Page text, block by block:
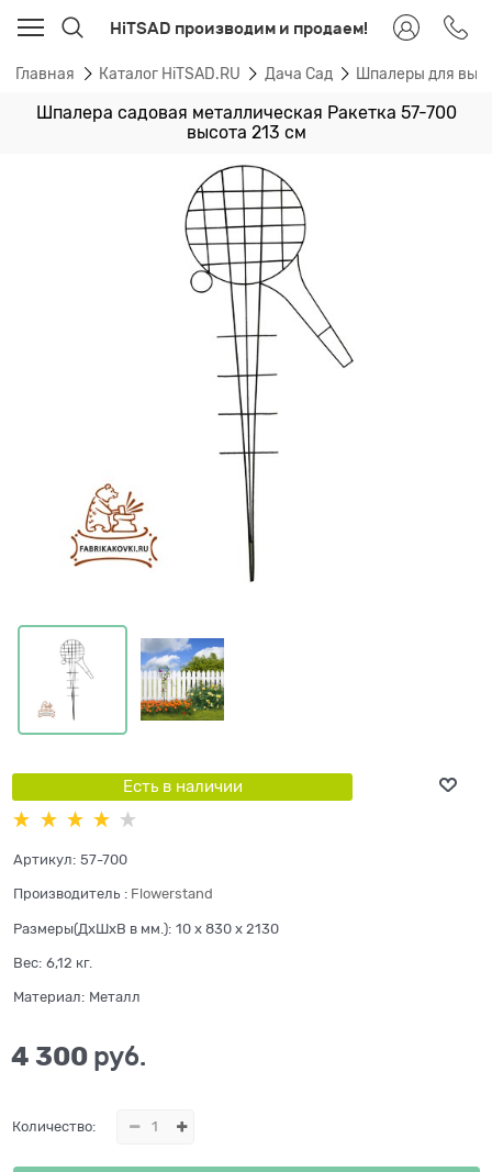
HiTSAD производим и продаем!
Главная Каталог HiTSAD.RU Дача Сад Шпалеры для
Шпалера садовая металлическая Ракетка 57-700
высота 213 см
Есть в наличии
Артикул: 57-700
Производитель : Flowerstand
Размеры(ДхШхВ в мм.): 10 x 830 x 2130
Вес: 6,12 кг.
Материал: Металл
4 300 руб.
Количество: